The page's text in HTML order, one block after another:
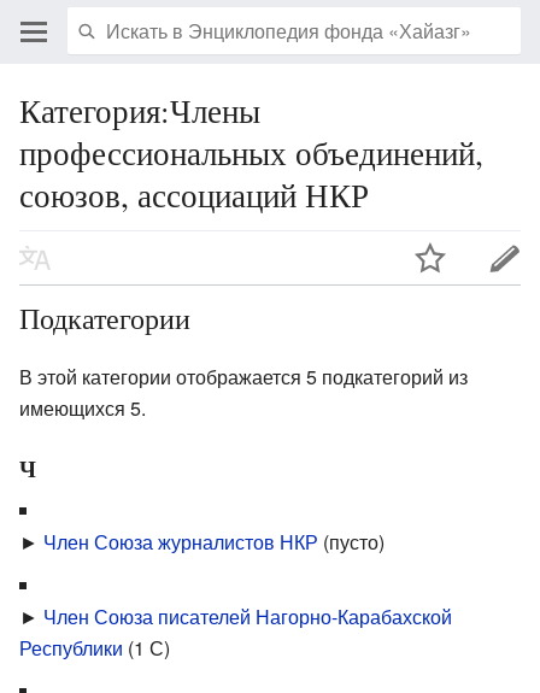
Категория:Члены
профессиональных объединений,
союзов, ассоциаций НКР
Подкатегории
В этой категории отображается 5 подкатегорий из
имеющихся 5.
Ч
► Член Союза журналистов НКР (пусто)
► Член Союза писателей Нагорно-Карабахской
Республики (1 С)